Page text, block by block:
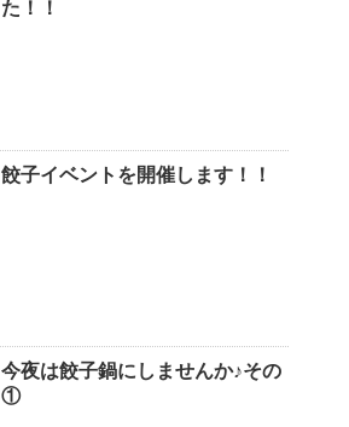
た！！
餃子イベントを開催します！！
今夜は餃子鍋にしませんか♪その
①